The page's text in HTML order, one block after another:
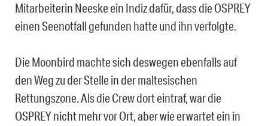
Mitarbeiterin Neeske ein Indiz dafür, dass die OSPREY
einen Seenotfall gefunden hatte und ihn verfolgte.
Die Moonbird machte sich deswegen ebenfalls auf
den Weg zu der Stelle in der maltesischen
Rettungszone. Als die Crew dort eintraf, war die
OSPREY nicht mehr vor Ort, aber wie erwartet ein in